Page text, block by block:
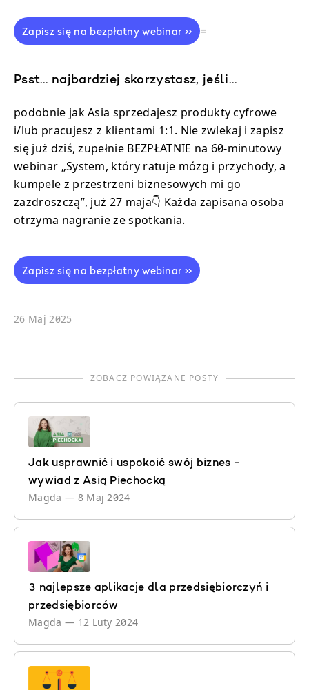
Zapisz się na bezpłatny webinar >> =
Psst… najbardziej skorzystasz, jeśli…
podobnie jak Asia sprzedajesz produkty cyfrowe
i/lub pracujesz z klientami 1:1. Nie zwlekaj i zapisz
się już dziś, zupełnie BEZPŁATNIE na 60-minutowy
webinar „System, który ratuje mózg i przychody, a
kumpele z przestrzeni biznesowych mi go
zazdroszczą”, już 27 maja👇 Każda zapisana osoba
otrzyma nagranie ze spotkania.
Zapisz się na bezpłatny webinar >>
26 Maj 2025
ZOBACZ POWIĄZANE POSTY
Jak usprawnić i uspokoić swój biznes -
wywiad z Asią Piechocką
Magda — 8 Maj 2024
3 najlepsze aplikacje dla przedsiębiorczyń i
przedsiębiorców
Magda — 12 Luty 2024